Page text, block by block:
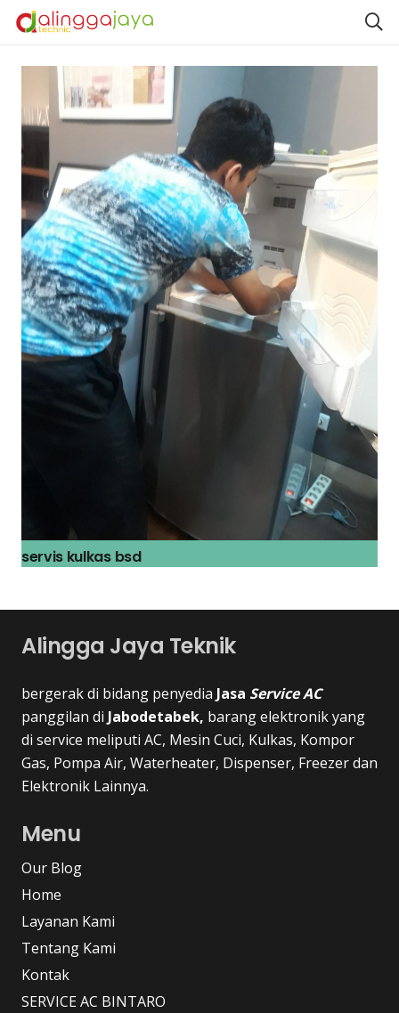
servis kulkas bsd
Alingga Jaya Teknik
bergerak di bidang penyedia Jasa Service AC
panggilan di Jabodetabek, barang elektronik yang
di service meliputi AC, Mesin Cuci, Kulkas, Kompor
Gas, Pompa Air, Waterheater, Dispenser, Freezer dan
Elektronik Lainnya.
Menu
Our Blog
Home
Layanan Kami
Tentang Kami
Kontak
SERVICE AC BINTARO